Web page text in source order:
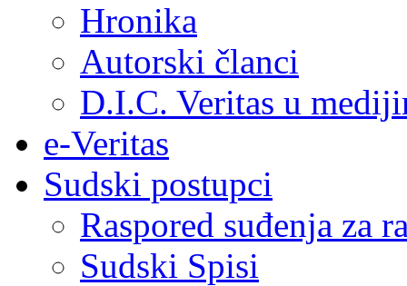
Hronika
Autorski članci
D.I.C. Veritas u
e-Veritas
Sudski postupci
Raspored suđenja za
Sudski Spisi